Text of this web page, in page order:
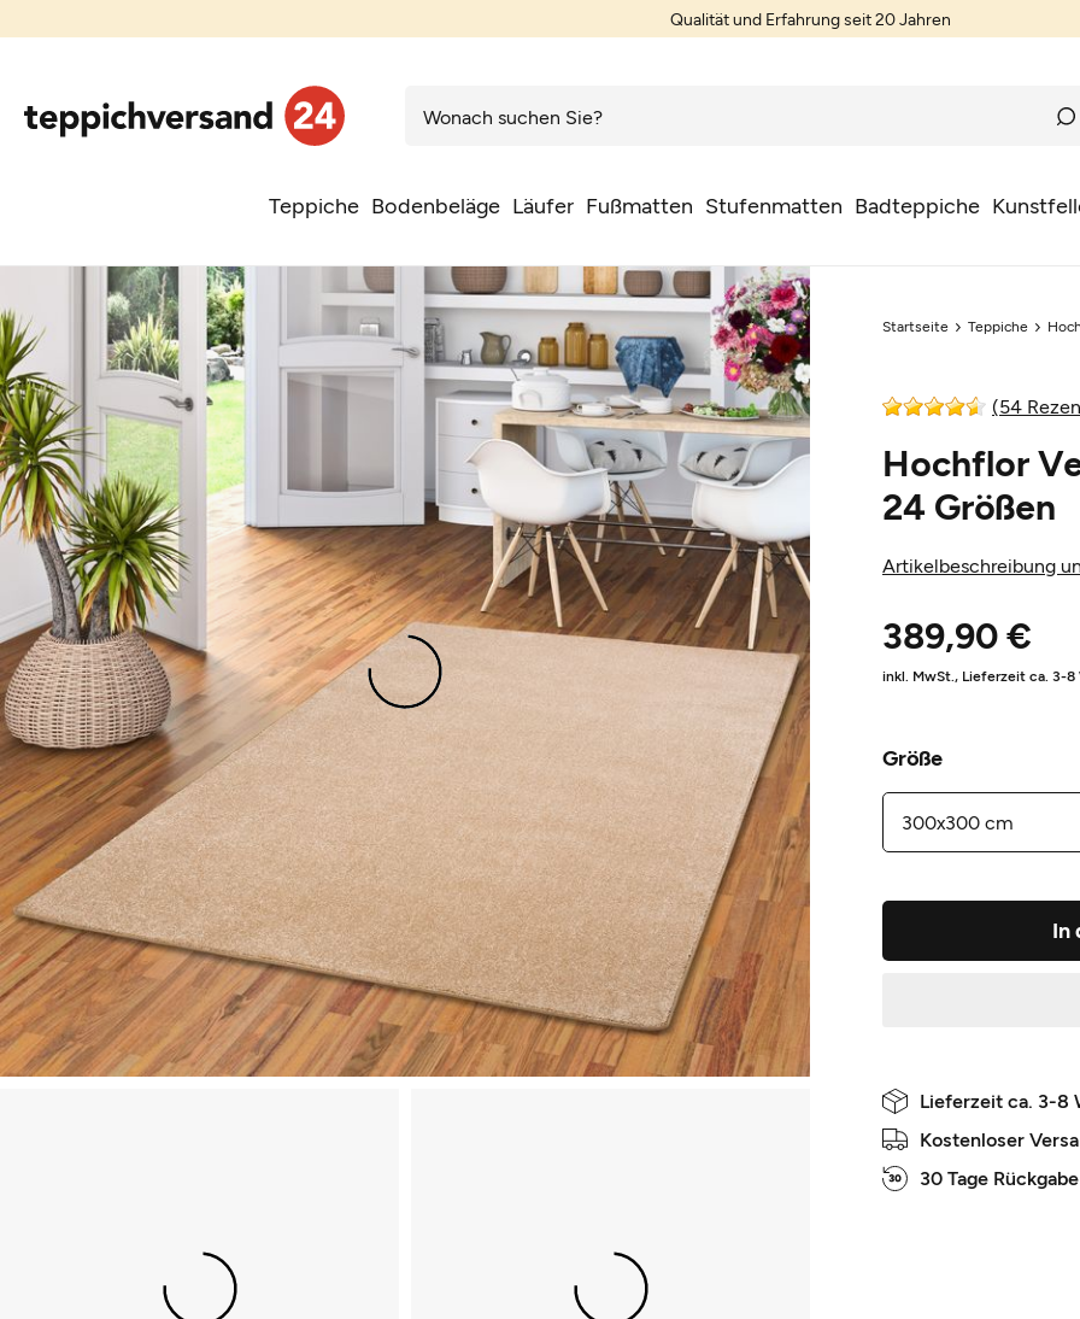
Qualität und Erfahrung seit 20 Jahren
Teppiche Bodenbeläge Läufer Fußmatten Stufenmatten Badteppiche
Startseite Teppiche
(54
Hochflor
24 Größen
Artikelbeschreibung
389,90 €
inkl. MwSt., Lieferzeit ca. 3-8
Größe
In
Lieferzeit ca. 3-8
Kostenloser
30 Tage